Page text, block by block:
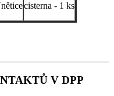
cisterna - 1 ks
V DPP